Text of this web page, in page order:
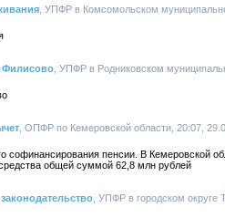
, УПФР в Комсомольском
Филисово , УПФР в Родниковском
, ОПФР по Кемеровской области, 20:07,
софинансирования пенсии. В Кемеровской
общей суммой 62,8 млн рублей
, УПФР в городском округе